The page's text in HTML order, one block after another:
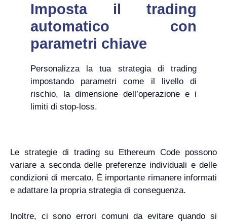
Imposta il trading
automatico con
parametri chiave
Personalizza la tua strategia di trading
impostando parametri come il livello di
rischio, la dimensione dell’operazione e i
limiti di stop-loss.
Le strategie di trading su Ethereum Code possono
variare a seconda delle preferenze individuali e delle
condizioni di mercato. È importante rimanere informati
e adattare la propria strategia di conseguenza.
Inoltre, ci sono errori comuni da evitare quando si